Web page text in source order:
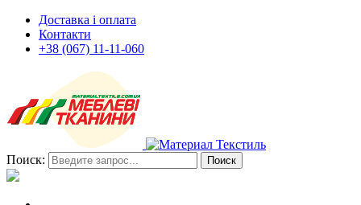
Доставка і оплата
Контакти
+38 (067) 11-11-060
Поиск: Поиск